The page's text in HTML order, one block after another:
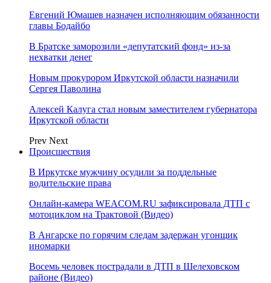
Евгений Юмашев назначен исполняющим обязанности
главы Бодайбо
В Братске заморозили «депутатский фонд» из‑за
нехватки денег
Новым прокурором Иркутской области назначили
Сергея Паволина
Алексей Калуга стал новым заместителем губернатора
Иркутской области
Prev Next
Происшествия
В Иркутске мужчину осудили за поддельные
водительские права
Онлайн-камера WEACOM.RU зафиксировала ДТП с
мотоциклом на Трактовой (Видео)
В Ангарске по горячим следам задержан угонщик
иномарки
Восемь человек пострадали в ДТП в Шелеховском
районе (Видео)